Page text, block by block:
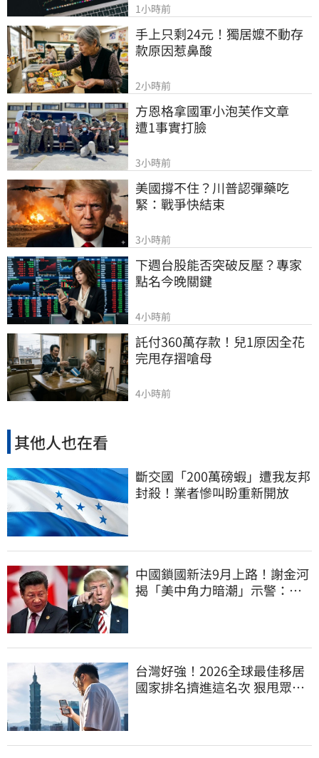
1小時前
手上只剩24元！獨居嬤不動存
款原因惹鼻酸
2小時前
方恩格拿國軍小泡芙作文章
遭1事實打臉
3小時前
美國撐不住？川普認彈藥吃
緊：戰爭快結束
3小時前
下週台股能否突破反壓？專家
點名今晚關鍵
4小時前
託付360萬存款！兒1原因全花
完甩存摺嗆母
4小時前
其他人也在看
斷交國「200萬磅蝦」遭我友邦
封殺！業者慘叫盼重新開放
中國鎖國新法9月上路！謝金河
揭「美中角力暗潮」示警：台
台灣好強！2026全球最佳移居
國家排名擠進這名次 狠甩眾多